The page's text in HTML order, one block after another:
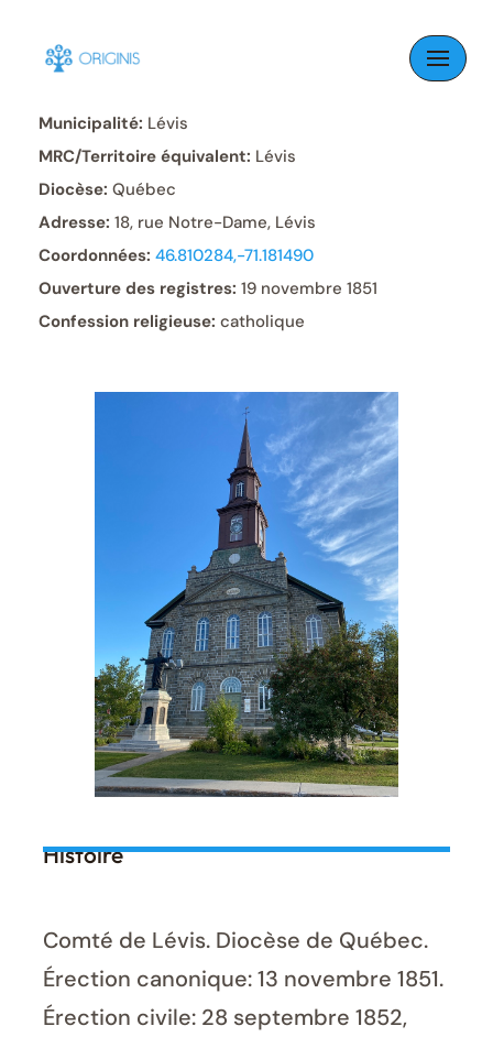
Skip
content
Municipalité: Lévis
MRC/Territoire équivalent: Lévis
Diocèse: Québec
Adresse: 18, rue Notre-Dame, Lévis
Coordonnées: 46.810284,-71.181490
Ouverture des registres: 19 novembre 1851
Confession religieuse: catholique
Histoire
Comté de Lévis. Diocèse de Québec.
Érection canonique: 13 novembre 1851.
Érection civile: 28 septembre 1852,